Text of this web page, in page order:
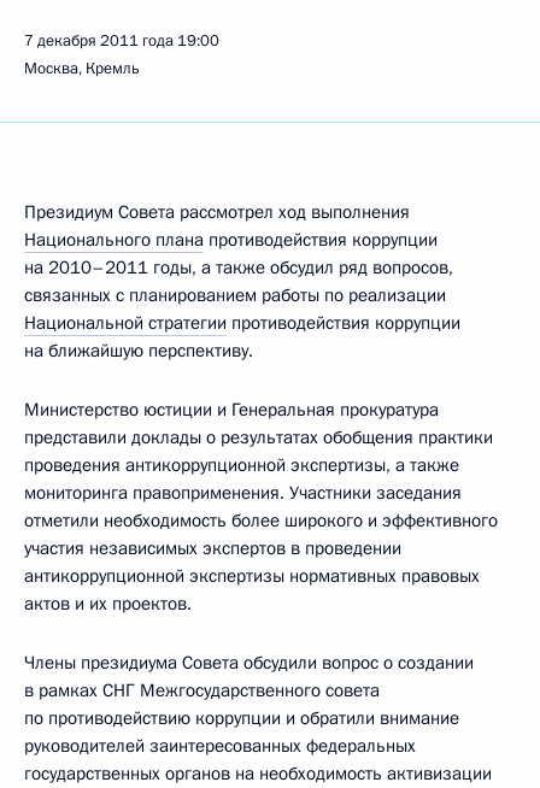
7 декабря 2011 года 19:00
Москва, Кремль
Президиум Совета рассмотрел ход выполнения
Национального плана противодействия коррупции
на 2010–2011 годы, а также обсудил ряд вопросов,
связанных с планированием работы по реализации
Национальной стратегии противодействия коррупции
на ближайшую перспективу.
Министерство юстиции и Генеральная прокуратура
представили доклады о результатах обобщения практики
проведения антикоррупционной экспертизы, а также
мониторинга правоприменения. Участники заседания
отметили необходимость более широкого и эффективного
участия независимых экспертов в проведении
антикоррупционной экспертизы нормативных правовых
актов и их проектов.
Члены президиума Совета обсудили вопрос о создании
в рамках СНГ Межгосударственного совета
по противодействию коррупции и обратили внимание
руководителей заинтересованных федеральных
государственных органов на необходимость активизации